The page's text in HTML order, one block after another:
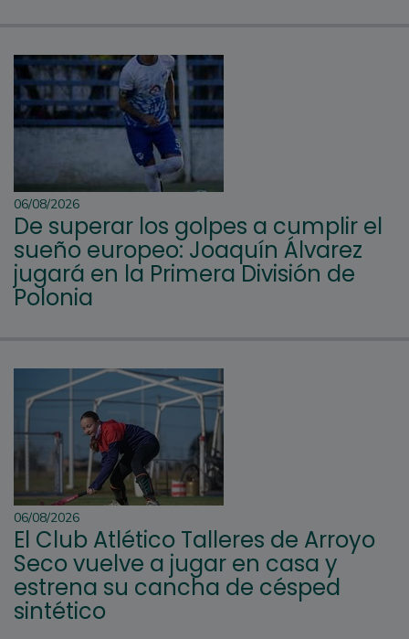
06/08/2026
De superar los golpes a cumplir el
sueño europeo: Joaquín Álvarez
jugará en la Primera División de
Polonia
06/08/2026
El Club Atlético Talleres de Arroyo
Seco vuelve a jugar en casa y
estrena su cancha de césped
sintético